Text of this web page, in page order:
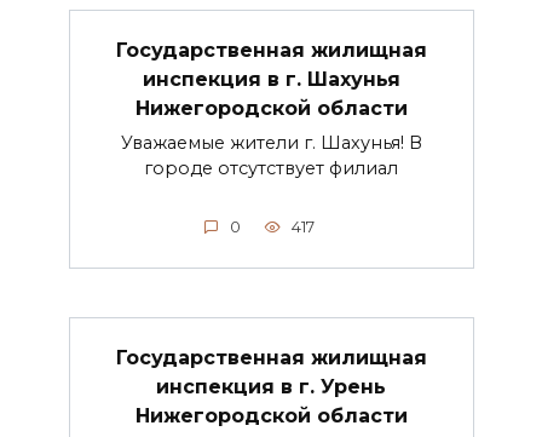
Государственная жилищная
инспекция в г. Шахунья
Нижегородской области
Уважаемые жители г. Шахунья! В
городе отсутствует филиал
0 417
Государственная жилищная
инспекция в г. Урень
Нижегородской области